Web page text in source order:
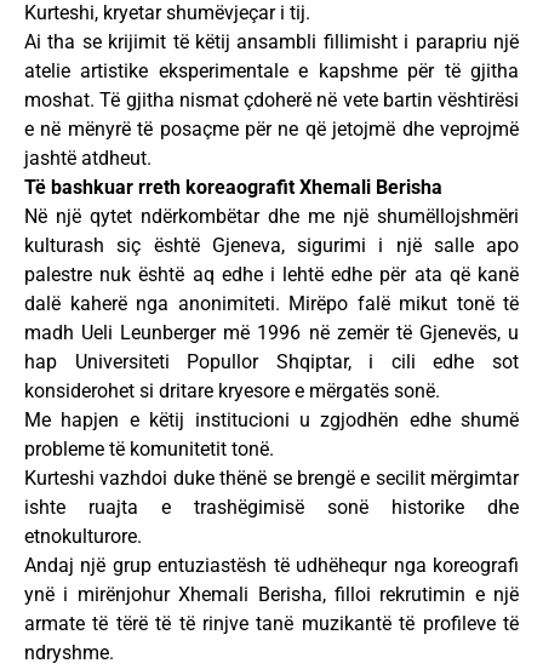
Kurteshi, kryetar shumëvjeçar i tij.
Ai tha se krijimit të këtij ansambli fillimisht i parapriu një
atelie artistike eksperimentale e kapshme për të gjitha
moshat. Të gjitha nismat çdoherë në vete bartin vështirësi
e në mënyrë të posaçme për ne që jetojmë dhe veprojmë
jashtë atdheut.
Të bashkuar rreth koreaografit Xhemali Berisha
Në një qytet ndërkombëtar dhe me një shumëllojshmëri
kulturash siç është Gjeneva, sigurimi i një salle apo
palestre nuk është aq edhe i lehtë edhe për ata që kanë
dalë kaherë nga anonimiteti. Mirëpo falë mikut tonë të
madh Ueli Leunberger më 1996 në zemër të Gjenevës, u
hap Universiteti Popullor Shqiptar, i cili edhe sot
konsiderohet si dritare kryesore e mërgatës sonë.
Me hapjen e këtij institucioni u zgjodhën edhe shumë
probleme të komunitetit tonë.
Kurteshi vazhdoi duke thënë se brengë e secilit mërgimtar
ishte ruajta e trashëgimisë sonë historike dhe
etnokulturore.
Andaj një grup entuziastësh të udhëhequr nga koreografi
ynë i mirënjohur Xhemali Berisha, filloi rekrutimin e një
armate të tërë të të rinjve tanë muzikantë të profileve të
ndryshme.